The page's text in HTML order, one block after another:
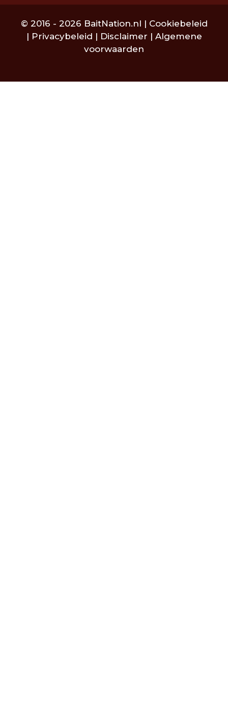
© 2016 - 2026 BaitNation.nl | Cookiebeleid
| Privacybeleid | Disclaimer | Algemene
voorwaarden